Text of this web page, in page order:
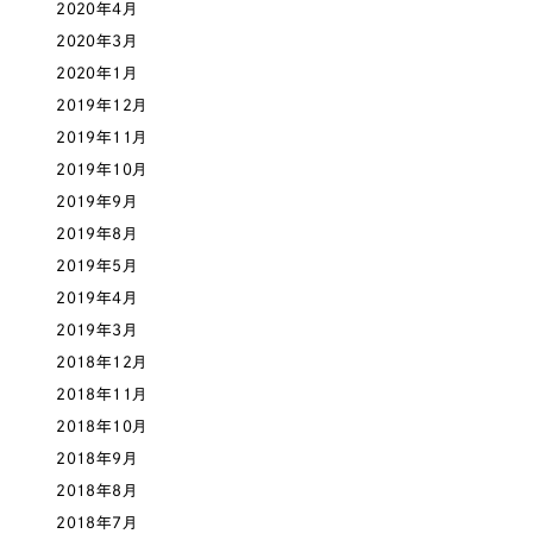
2020年4月
2020年3月
2020年1月
2019年12月
2019年11月
2019年10月
2019年9月
2019年8月
2019年5月
2019年4月
2019年3月
2018年12月
2018年11月
2018年10月
2018年9月
2018年8月
2018年7月